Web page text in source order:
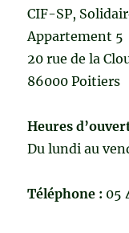
CIF-SP,
Appartement 5
20 rue de la
86000 Poitiers
Heures
Du lundi au
Téléphone : 05